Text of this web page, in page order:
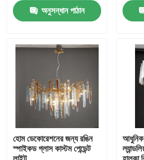
আমাদের সম্বন্ধে
কারখানা পরিদর্শন
গুণমান নিয়ন্ত্রণ
অনুসন্ধান পাঠান
হোম ডেকোরেশনের জন্য রঙিন
স্পাইকড গ্লাস কাস্টম পেন্ডেন্ট
আধুনিক